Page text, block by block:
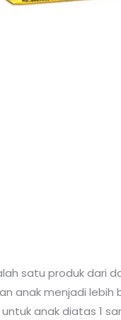
satu produk dari
menjadi lebih
anak diatas 1